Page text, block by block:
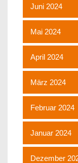
Juni 2024
Mai 2024
April 2024
März 2024
Februar 2024
Januar 2024
Dezember